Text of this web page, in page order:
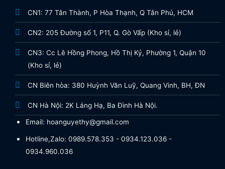
CN1: 77 Tân Thành, P Hòa Thạnh, Q Tân Phú, HCM
CN2: 205 Đường số 1, P11, Q. Gò Vấp (Kho sỉ, lẻ)
CN3: Cc Lê Hồng Phong, Hồ Thị Kỷ, Phường 1, Quận 10
(Kho sỉ, lẻ)
CN Biên hòa: 380 Huỳnh Văn Luỹ, Quang Vinh, BH, ĐN
CN Hà Nội: 2K Láng Hạ, Ba Đình Hà Nội.
Email: hoanguyethy@gmail.com
Hotline,Zalo: 0989.578.353 - 0934.123.036 -
0934.960.036